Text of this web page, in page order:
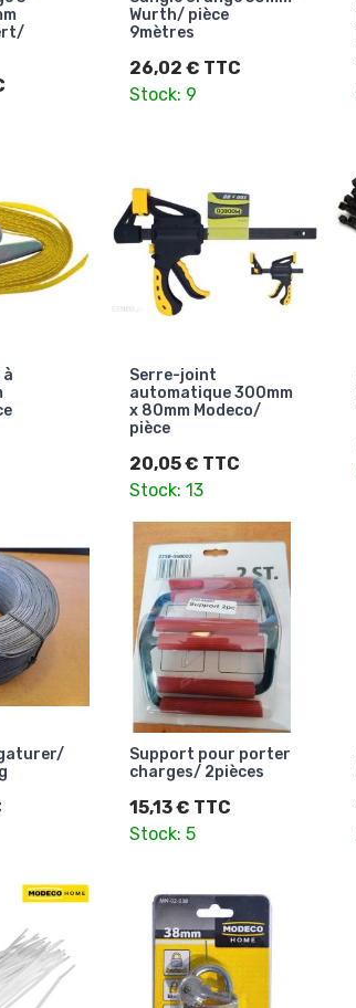
Wurth/ pièce
9mètres
26,02 € TTC
Stock: 9
à
Serre-joint
automatique 300mm
x 80mm Modeco/
pièce
20,05 € TTC
Stock: 13
Support pour porter
charges/ 2pièces
15,13 € TTC
Stock: 5